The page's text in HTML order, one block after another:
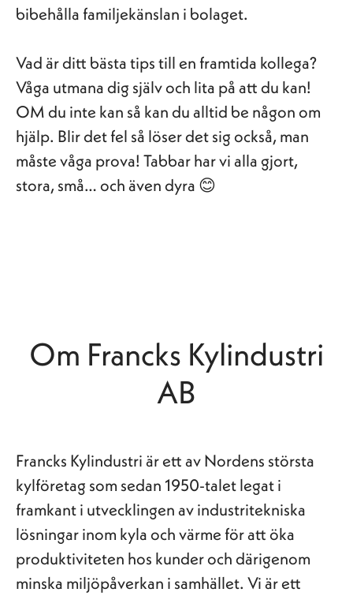
bibehålla familjekänslan i bolaget.
Vad är ditt bästa tips till en framtida kollega?
Våga utmana dig själv och lita på att du kan!
OM du inte kan så kan du alltid be någon om
hjälp. Blir det fel så löser det sig också, man
måste våga prova! Tabbar har vi alla gjort,
stora, små… och även dyra 😊
Om Francks Kylindustri
AB
Francks Kylindustri är ett av Nordens största
kylföretag som sedan 1950-talet legat i
framkant i utvecklingen av industritekniska
lösningar inom kyla och värme för att öka
produktiviteten hos kunder och därigenom
minska miljöpåverkan i samhället. Vi är ett